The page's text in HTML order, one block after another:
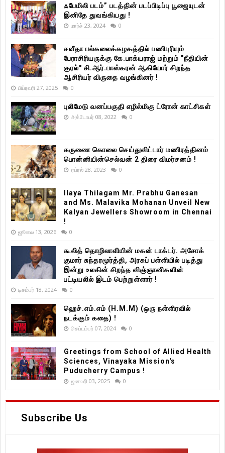
ஃபேமிலி படம்” படத்தின் படப்பிடிப்பு பூஜையுடன்
இனிதே துவங்கியது !
மார்ச் 23, 2024 0
சவீதா பல்கலைக்கழகத்தில் பணிபுரியும்
பேராசிரியருக்கு கே.பாக்யராஜ் மற்றும் "நீதியின்
குரல்" சி.ஆர்.பாஸ்கரன் ஆகியோர் சிறந்த
ஆசிரியர் விருதை வழங்கினர் !
பிப்ரவரி 27, 2025 0
புலிமேடு வனப்பகுதி எழில்மிகு ட்ரோன் காட்சிகள்
அக்டோபர் 08, 2022 0
கருணை கொலை செய்துவிட்டார் மணிரத்தினம்
பொன்னியின்செல்வன் 2 திரை விமர்சனம் !
ஏப்ரல் 28, 2023 0
Ilaya Thilagam Mr. Prabhu Ganesan
and Ms. Malavika Mohanan Unveil New
Kalyan Jewellers Showroom in Chennai
!
ஜூலை 13, 2026 0
கூலித் தொழிலாளியின் மகன் டாக்டர். அசோக்
குமார் சுந்தரமூர்த்தி, அரசுப் பள்ளியில் படித்து
இன்று உலகின் சிறந்த விஞ்ஞானிகளின்
பட்டியலில் இடம் பெற்றுள்ளார் !
டிசம்பர் 18, 2024 0
ஹெச்.எம்.எம் (H.M.M) (ஒரு நள்ளிரவில்
நடக்கும் கதை) !
செப்டம்பர் 07, 2024 0
Greetings from School of Allied Health
Sciences, Vinayaka Mission's
Puducherry Campus !
ஜனவரி 03, 2025 0
Subscribe Us